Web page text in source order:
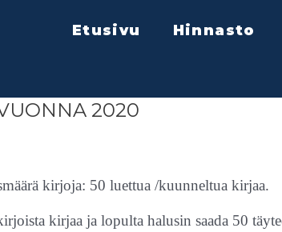
Etusivu Hinnasto
2020
kirjoja: 50 luettua /kuunneltua kirjaa.
kirjaa ja lopulta halusin saada 50